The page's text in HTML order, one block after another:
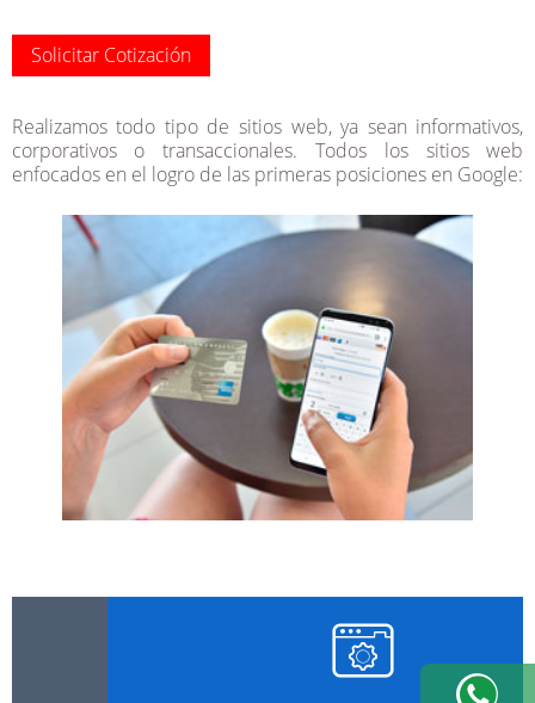
Solicitar Cotización
Realizamos todo tipo de sitios web, ya sean informativos,
corporativos o transaccionales. Todos los sitios web
enfocados en el logro de las primeras posiciones en Google: